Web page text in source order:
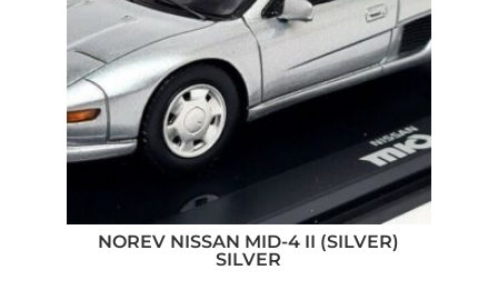
NOREV NISSAN MID-4 II (SILVER)
SILVER